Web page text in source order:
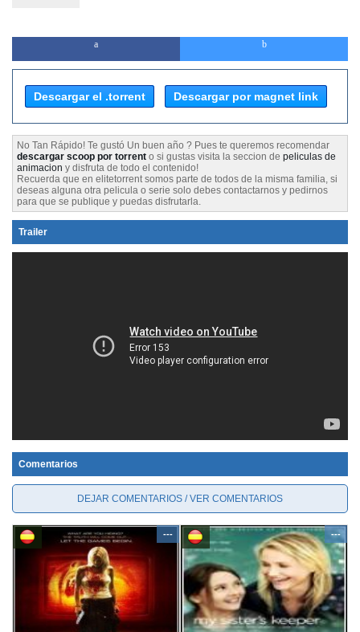
Descargar el .torrent Descargar por magnet link
No Tan Rápido! Te gustó Un buen año ? Pues te queremos recomendar
descargar scoop por torrent o si gustas visita la seccion de peliculas de
animacion y disfruta de todo el contenido!
Recuerda que en elitetorrent somos parte de todos de la misma familia, si
deseas alguna otra pelicula o serie solo debes contactarnos y pedirnos
para que se publique y puedas disfrutarla.
Trailer
Comentarios
DEJAR COMENTARIOS / VER COMENTARIOS
--- ---